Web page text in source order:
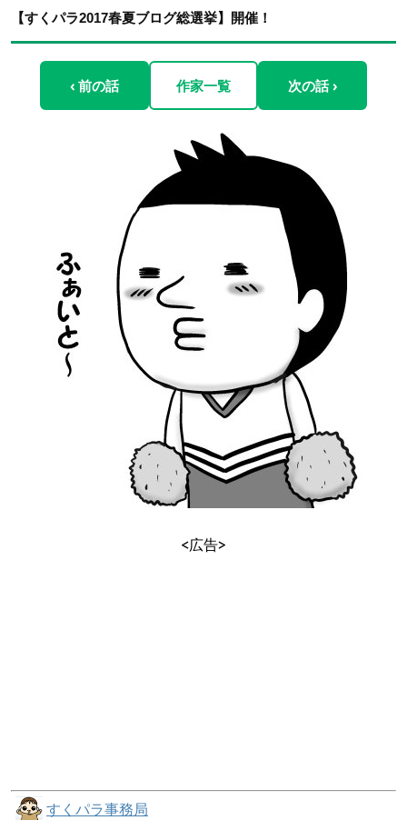
【すくパラ2017春夏ブログ総選挙】開催！
‹ 前の話 作家一覧 次の話 ›
<広告>
すくパラ事務局